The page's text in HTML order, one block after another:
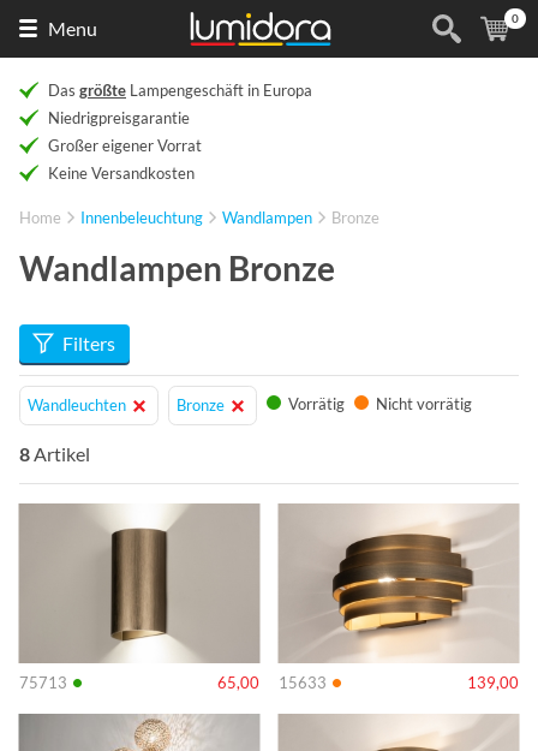
Menu (
0
Das größte Lampengeschäft in Europa
Niedrigpreisgarantie
Großer eigener Vorrat
Keine Versandkosten
Home Innenbeleuchtung Wandlampen Bronze
Wandlampen Bronze
Filters
Wandleuchten Bronze Vorrätig Nicht vorrätig
8Artikel
75713 • 65,00
Info
15633 • 139,00
Info
Info Info